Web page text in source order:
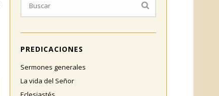
PREDICACIONES
Sermones generales
La vida del Señor